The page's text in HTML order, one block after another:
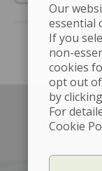
Left box
Our
essential
If you
non-
cookies
opt out
by clicking
For
Cookie